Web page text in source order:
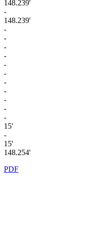
148.239'
-
148.239'
-
-
-
-
-
-
-
-
-
-
-
15'
-
15'
148.254'
PDF